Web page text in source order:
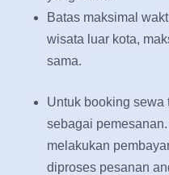
Batas maksimal
wisata luar kota,
sama.
Untuk booking sewa
sebagai
melakukan
diproses pesanan